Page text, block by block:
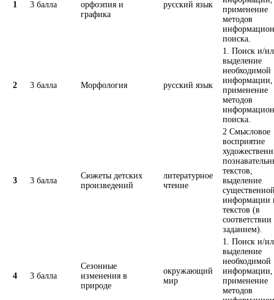
1 3 балла
орфоэпия и
графика
русский язык
применение
методов
поиска.
2 3 балла Морфология русский язык
1. Поиск и/
выделение
необходимой
информации,
применение
методов
поиска.
3 3 балла
Сюжеты детских
произведений
литературное
чтение
2 Смысловое
восприятие
текстов,
выделение
информации
текстов (в
соответствии
заданием).
4 3 балла
Сезонные
изменения в
природе
окружающий
мир
1. Поиск и/
выделение
необходимой
информации,
применение
методов